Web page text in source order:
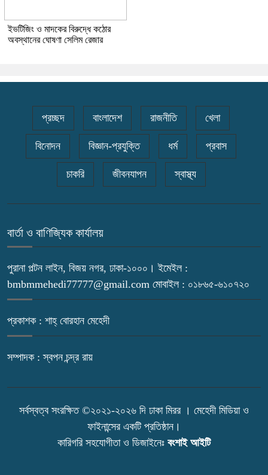
ইভটিজিং ও মাদকের বিরুদ্ধে কঠোর
অবস্থানের ঘোষণা সেলিম রেজার
প্রচ্ছদ বাংলাদেশ রাজনীতি খেলা
বিনোদন বিজ্ঞান-প্রযুক্তি ধর্ম প্রবাস
চাকরি জীবনযাপন স্বাস্থ্য
বার্তা ও বাণিজ্যিক কার্যালয়
পুরানা পল্টন লাইন, বিজয় নগর, ঢাকা-১০০০। ইমেইল :
bmbmmehedi77777@gmail.com মোবাইল : ০১৮৬৫-৬১০৭২০
প্রকাশক : শাহ্ বোরহান মেহেদী
সম্পাদক : স্বপন চন্দ্র রায়
সর্বস্বত্ব সংরক্ষিত ©২০২১-২০২৬ দি ঢাকা মিরর । মেহেদী মিডিয়া ও
ফাইনান্সের একটি প্রতিষ্ঠান।
কারিগরি সহযোগীতা ও ডিজাইনেঃ বংশাই আইটি